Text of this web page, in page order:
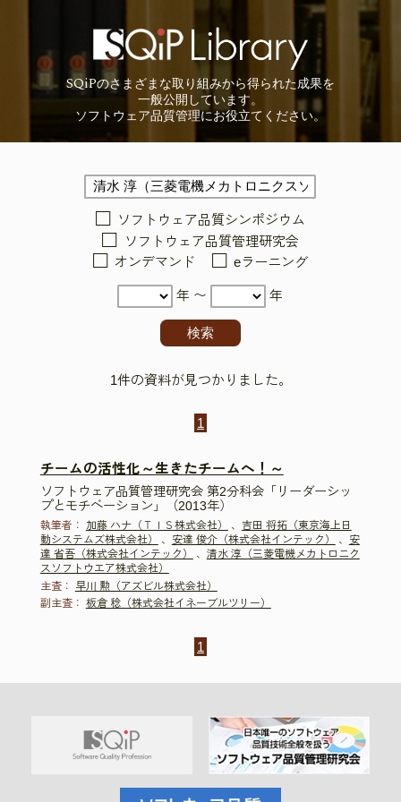
SQiPのさまざまな取り組みから得られた成果を
一般公開しています。
ソフトウェア品質管理にお役立てください。
ソフトウェア品質シンポジウム
ソフトウェア品質管理研究会
オンデマンド
eラーニング
年 〜 年
1件の資料が見つかりました。
1
チームの活性化～生きたチームへ！～
ソフトウェア品質管理研究会 第2分科会「リーダーシッ
プとモチベーション」（2013年）
執筆者： 加藤 ハナ（ＴＩＳ株式会社） 、 吉田 将拓（東京海上日
動システムズ株式会社）
、 安達 俊介（株式会社インテック） 、 安
達 省吾（株式会社インテック）
、 清水 淳（三菱電機メカトロニク
スソフトウエア株式会社）
主査：
早川 勲（アズビル株式会社）
副主査： 板倉 稔（株式会社イネーブルツリー）
1